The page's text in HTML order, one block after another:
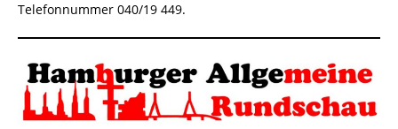
Telefonnummer 040/19 449.